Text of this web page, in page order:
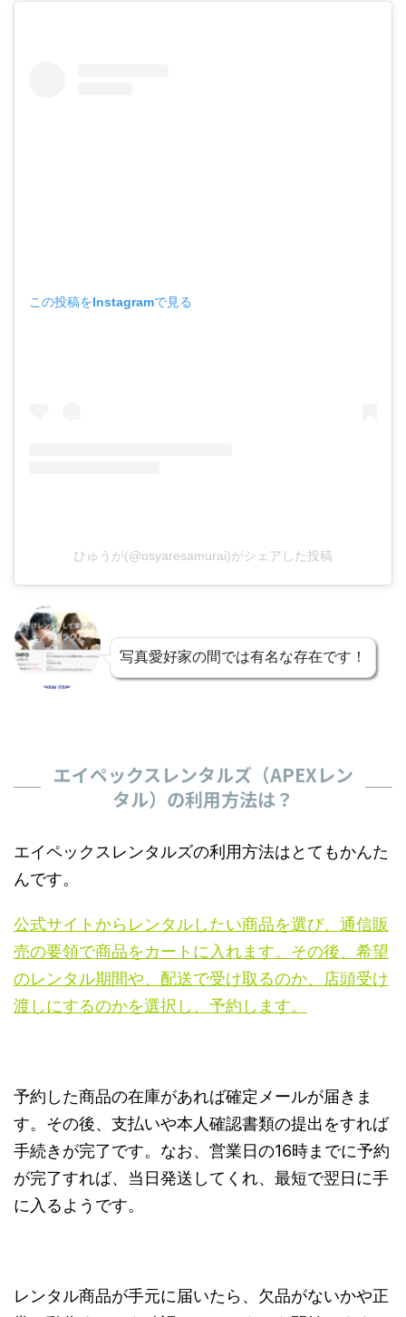
この投稿をInstagramで見る
ひゅうが(@osyaresamurai)がシェアした投稿
写真愛好家の間では有名な存在です！
エイペックスレンタルズ（APEXレン
タル）の利用方法は？
エイペックスレンタルズの利用方法はとてもかんた
んです。
公式サイトからレンタルしたい商品を選び、通信販
売の要領で商品をカートに入れます。その後、希望
のレンタル期間や、配送で受け取るのか、店頭受け
渡しにするのかを選択し、予約します。
予約した商品の在庫があれば確定メールが届きま
す。その後、支払いや本人確認書類の提出をすれば
手続きが完了です。なお、営業日の16時までに予約
が完了すれば、当日発送してくれ、最短で翌日に手
に入るようです。
レンタル商品が手元に届いたら、欠品がないかや正